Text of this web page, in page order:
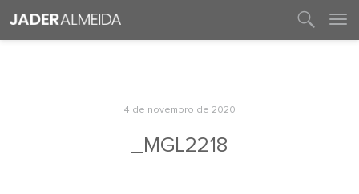
4 de novembro de 2020
_MGL2218